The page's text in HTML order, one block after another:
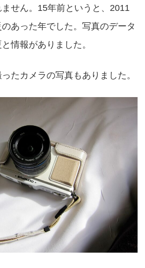
せん。15年前というと、2011
あった年でした。写真のデータ
情報がありました。
たカメラの写真もありました。